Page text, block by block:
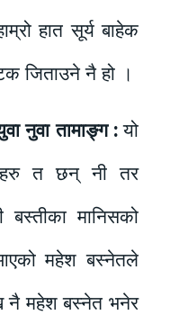
हात सूर्य बाहेक
जिताउने नै हो ।
नुवा तामाङ्ग :यो
त छन् नी तर
मानिसको
महेश बस्नेतले
नै महेश बस्नेत भनेर